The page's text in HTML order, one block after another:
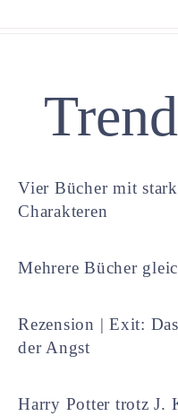
Vier Bücher mit
Charakteren
Mehrere Bücher
Rezension | Exit:
der Angst
Harry Potter trotz J.